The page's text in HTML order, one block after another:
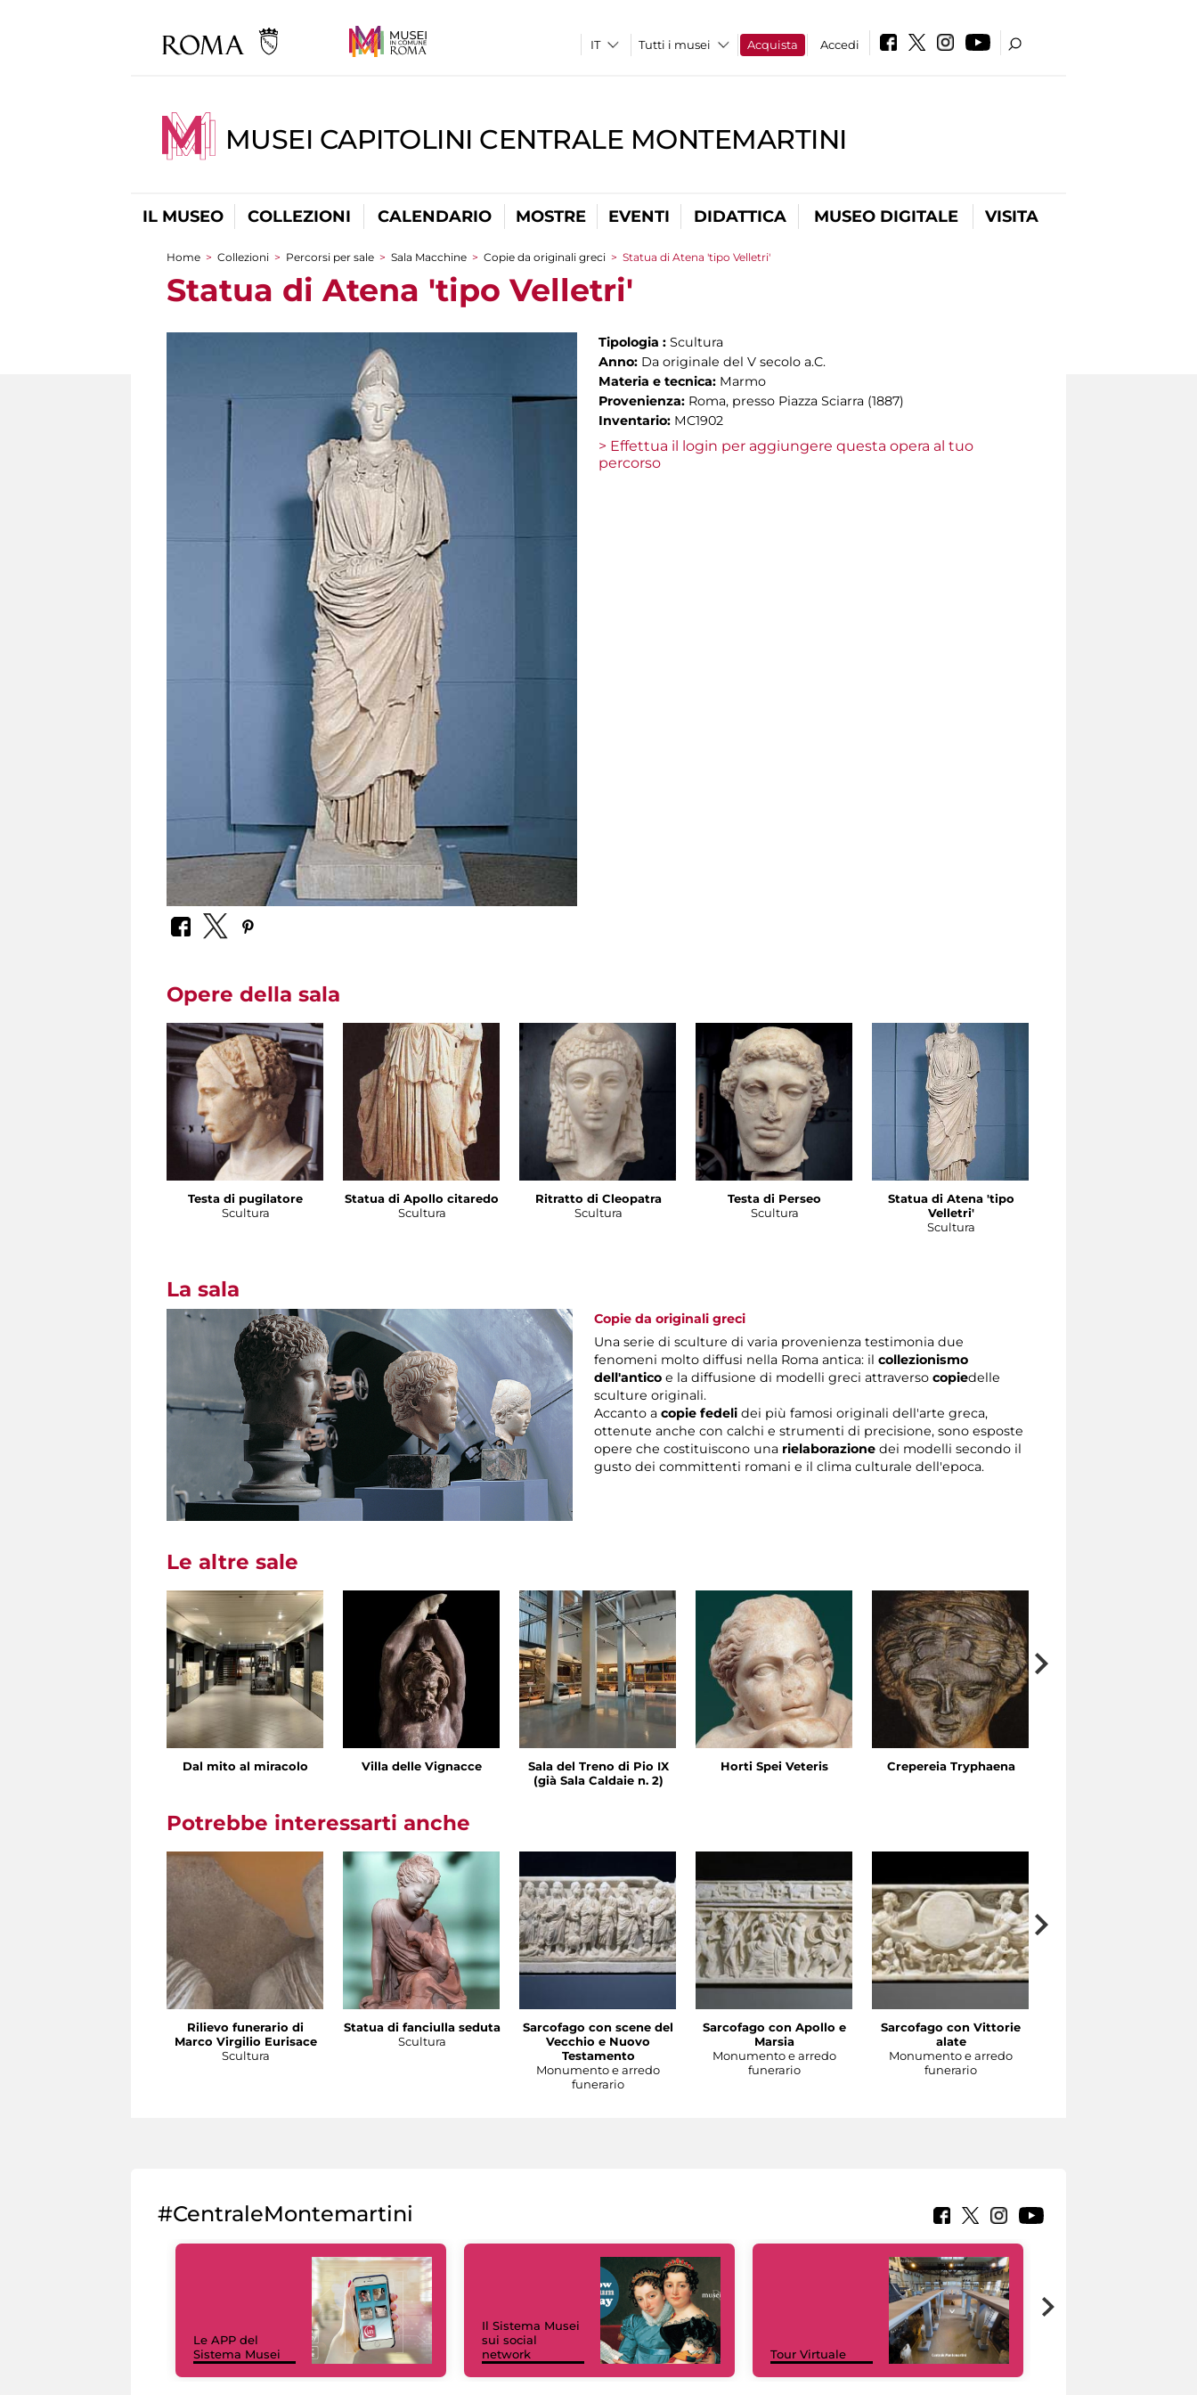
Tutti i musei Acquista Accedi
MUSEI CAPITOLINI CENTRALE MONTEMARTINI
IL MUSEO COLLEZIONI CALENDARIO MOSTRE EVENTI DIDATTICA MUSEO DIGITALE VISITA
Tu sei qui
Home > Collezioni > Percorsi per sale > Sala Macchine > Copie da originali greci > Statua di Atena 'tipo Velletri'
Statua di Atena 'tipo Velletri'
Tipologia : Scultura
Anno: Da originale del V secolo a.C.
Materia e tecnica: Marmo
Provenienza: Roma, presso Piazza Sciarra (1887)
Inventario: MC1902
> Effettua il login per aggiungere questa opera al tuo
percorso
Opere della sala
Testa di pugilatore
Scultura
Statua di Apollo citaredo
Scultura
Ritratto di Cleopatra
Scultura
Testa di Perseo
Scultura
Statua di Atena 'tipo
Velletri'
Scultura
La sala
Copie da originali greci
Una serie di sculture di varia provenienza testimonia due
fenomeni molto diffusi nella Roma antica: ilcollezionismo
dell'antico e la diffusione di modelli greci attraversocopiedelle
sculture originali.
Accanto acopie fedeli dei più famosi originali dell'arte greca,
ottenute anche con calchi e strumenti di precisione, sono esposte
opere che costituiscono una rielaborazione dei modelli secondo il
gusto dei committenti romani e il clima culturale dell'epoca.
Le altre sale
Dal mito al miracolo Villa delle Vignacce
Sala del Treno di Pio IX
(già Sala Caldaie n. 2)
Horti Spei Veteris Crepereia Tryphaena
Potrebbe interessarti anche
Rilievo funerario di
Marco Virgilio Eurisace
Scultura
Statua di fanciulla seduta
Scultura
Sarcofago con scene del
Vecchio e Nuovo
Testamento
Monumento e arredo
funerario
Sarcofago con Apollo e
Marsia
Monumento e arredo
funerario
Sarcofago con Vittorie
alate
Monumento e arredo
funerario
#CentraleMontemartini
Le APP del
Sistema Musei
Il Sistema Musei
sui social
network
Tour Virtuale